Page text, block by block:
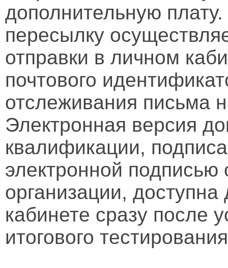
дополнительную
пересылку
отправки в личном
почтового
отслеживания письма
Электронная версия
квалификации,
электронной подписью
организации,
кабинете сразу после
итогового